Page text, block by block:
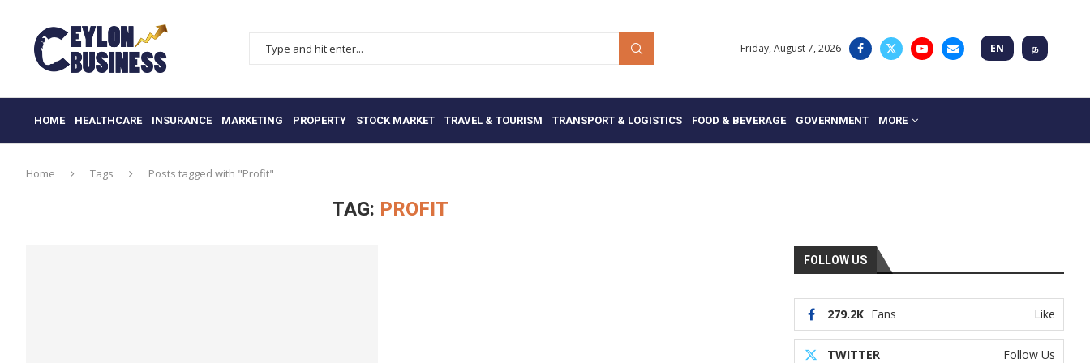
Friday, August 7, 2026 EN த
HOME HEALTHCARE INSURANCE MARKETING PROPERTY STOCK MARKET TRAVEL & TOURISM TRANSPORT & LOGISTICS FOOD & BEVERAGE GOVERNMENT MORE
Home Tags Posts tagged with "Profit"
TAG: PROFIT
FOLLOW US
279.2K Fans Like
TWITTER Follow Us